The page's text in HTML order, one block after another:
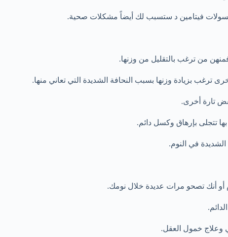
كبسولات فيتامين د ستسبب لك أيضاً مشكلات صحية.
من ترغب بالتقليل من وزنها.
ترغب بزيادة وزنها بسبب النحافة الشديدة التي تعاني منها.
تارة أخرى.
تتجلى بإرهاق وكسل دائم.
في النوم.
أو أنك تصحو مرات عديدة خلال نومك.
وعلاج خمول العقل.